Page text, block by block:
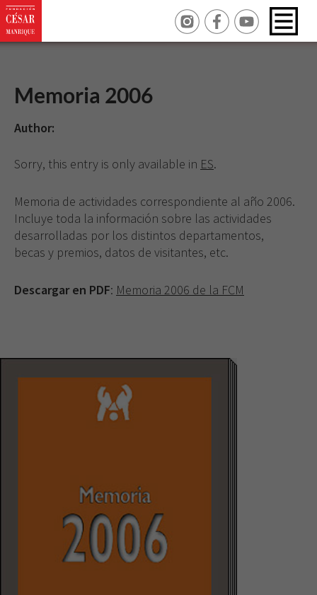
Memoria 2006
Author:
Sorry, this entry is only available in ES.
Memoria de actividades correspondiente al año 2006.
Incluye toda la información sobre las actividades
desarrolladas por los distintos departamentos,
becas y premios, datos de visitantes, etc.
Descargar en PDF: Memoria 2006 de la FCM